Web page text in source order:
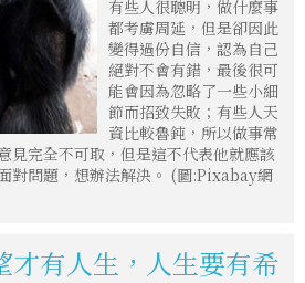
有些人很聰明，做什麼事
都考虜周延，但是卻因此
變得過份自信，認為自己
絕對不會有錯，最後很可
能會因為忽略了一些小細
節而招致失敗；有些人天
資比較魯鈍，所以做事常
見完全不可取，但是這不代表他就應該
對問題，想辦法解決。 (圖:Pixabay網
才有人生，人生要有希